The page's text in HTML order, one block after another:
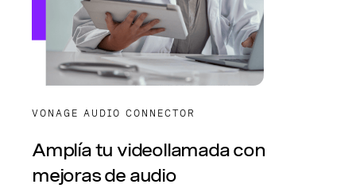
VONAGE AUDIO CONNECTOR
Amplía tu videollamada con
mejoras de audio